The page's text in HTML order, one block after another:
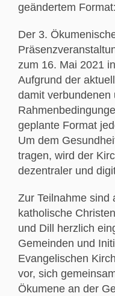
geändertem Format:
Der 3.
zum 16. Mai 2021
Aufgrund der
damit verbundenen
geplante Format
Um dem
tragen, wird der
dezentraler und
Zur Teilnahme sind
katholische
und Dill herzlich
Gemeinden und
Evangelischen
vor, sich
Ökumene an der